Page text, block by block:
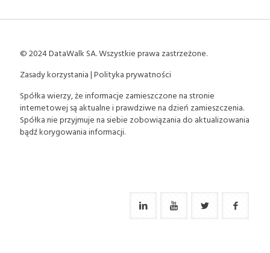
© 2024 DataWalk SA. Wszystkie prawa zastrzeżone.
Zasady korzystania|Polityka prywatności
Spółka wierzy, że informacje zamieszczone na stronie
internetowej są aktualne i prawdziwe na dzień zamieszczenia.
Spółka nie przyjmuje na siebie zobowiązania do aktualizowania
bądź korygowania informacji.